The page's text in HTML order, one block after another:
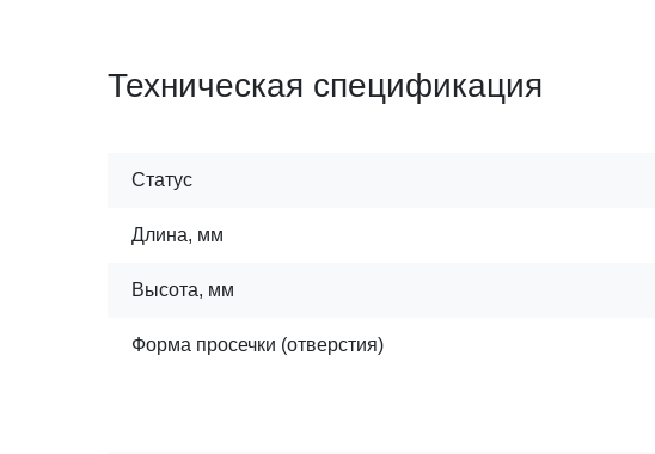
Техническая спецификация
Статус
Длина, мм
Высота, мм
Форма просечки (отверстия)